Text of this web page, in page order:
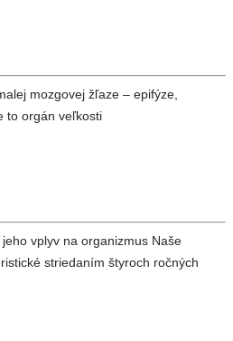
mozgovej žľaze – epifýze,
to orgán veľkosti
vplyv na organizmus Naše
striedaním štyroch ročných